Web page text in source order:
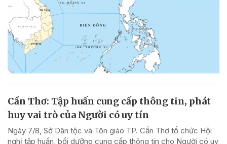
Cần Thơ: Tập huấn cung cấp thông tin, phát
huy vai trò của Người có uy tín
Ngày 7/8, Sở Dân tộc và Tôn giáo TP. Cần Thơ tổ chức Hội
nghị tập huấn, bồi dưỡng cung cấp thông tin cho Người có uy